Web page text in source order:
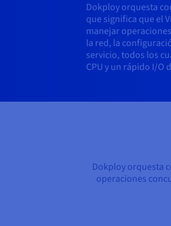
Dokploy orquesta
que significa que el
manejar
la red, la
servicio, todos los
CPU y un rápido I/O
Dokploy orquesta
operaciones